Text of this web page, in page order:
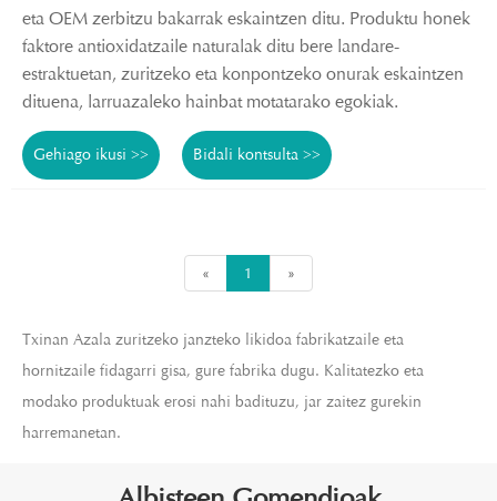
eta OEM zerbitzu bakarrak eskaintzen ditu. Produktu honek
faktore antioxidatzaile naturalak ditu bere landare-
estraktuetan, zuritzeko eta konpontzeko onurak eskaintzen
dituena, larruazaleko hainbat motatarako egokiak.
Gehiago ikusi >> Bidali kontsulta >>
« 1 »
Txinan Azala zuritzeko janzteko likidoa fabrikatzaile eta
hornitzaile fidagarri gisa, gure fabrika dugu. Kalitatezko eta
modako produktuak erosi nahi badituzu, jar zaitez gurekin
harremanetan.